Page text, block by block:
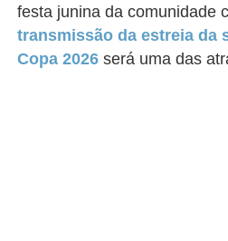
festa junina da comunidade
transmissão da estreia da
Copa 2026 será uma das